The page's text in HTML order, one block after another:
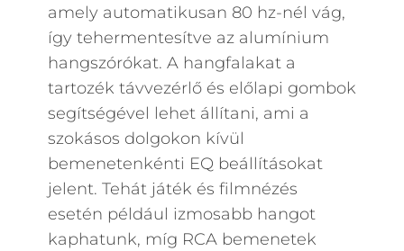
amely automatikusan 80 hz-nél vág,
így tehermentesítve az alumínium
hangszórókat. A hangfalakat a
tartozék távvezérlő és előlapi gombok
segítségével lehet állítani, ami a
szokásos dolgokon kívül
bemenetenkénti EQ beállításokat
jelent. Tehát játék és filmnézés
esetén például izmosabb hangot
kaphatunk, míg RCA bemenetek